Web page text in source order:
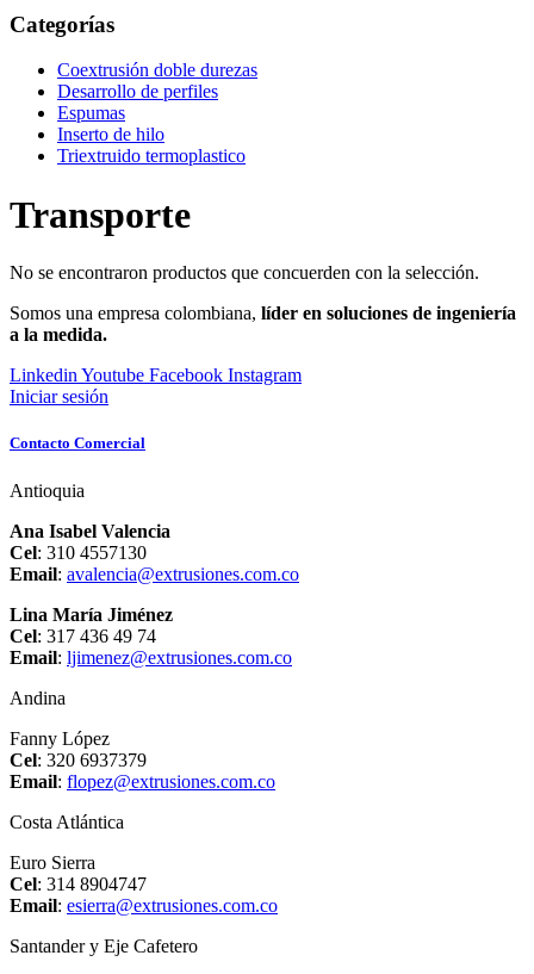
Categorías
Coextrusión doble durezas
Desarrollo de perfiles
Espumas
Inserto de hilo
Triextruido termoplastico
Transporte
No se encontraron productos que concuerden con la selección.
Somos una empresa colombiana, líder en soluciones de ingeniería
a la medida.
Linkedin Youtube Facebook Instagram
Iniciar sesión
Contacto Comercial
Antioquia
Ana Isabel Valencia
Cel: 310 4557130
Email: avalencia@extrusiones.com.co
Lina María Jiménez
Cel: 317 436 49 74
Email: ljimenez@extrusiones.com.co
Andina
Fanny López
Cel: 320 6937379
Email: flopez@extrusiones.com.co
Costa Atlántica
Euro Sierra
Cel: 314 8904747
Email: esierra@extrusiones.com.co
Santander y Eje Cafetero